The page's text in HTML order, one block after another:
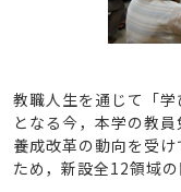
教職人生を通じて「
となる今，本学の教
養成改革の動向を受
ため，新設全12領域